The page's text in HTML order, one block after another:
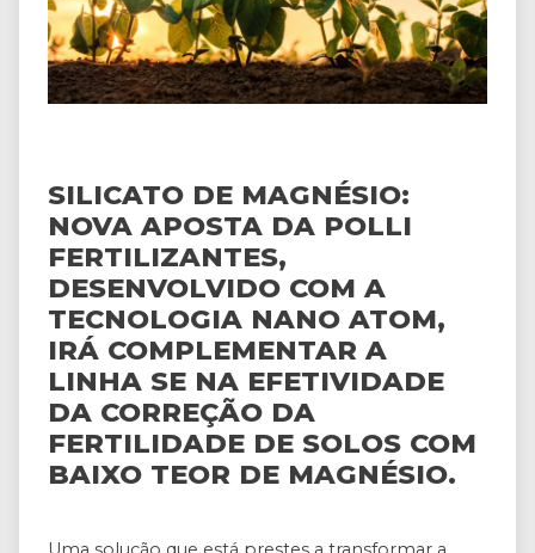
SILICATO DE MAGNÉSIO:
NOVA APOSTA DA POLLI
FERTILIZANTES,
DESENVOLVIDO COM A
TECNOLOGIA NANO ATOM,
IRÁ COMPLEMENTAR A
LINHA SE NA EFETIVIDADE
DA CORREÇÃO DA
FERTILIDADE DE SOLOS COM
BAIXO TEOR DE MAGNÉSIO.